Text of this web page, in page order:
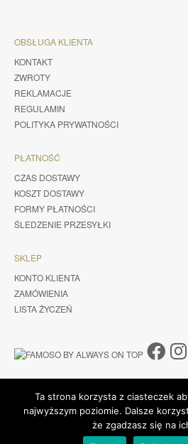
OBSŁUGA KLIENTA
KONTAKT
ZWROTY
REKLAMACJE
REGULAMIN
POLITYKA PRYWATNOŚCI
PŁATNOŚĆ
CZAS DOSTAWY
KOSZT DOSTAWY
FORMY PŁATNOŚCI
ŚLEDZENIE PRZESYŁKI
SKLEP
KONTO KLIENTA
ZAMÓWIENIA
LISTA ŻYCZEŃ
Ta strona korzysta z ciasteczek
najwyższym poziomie. Dalsze
że zgadzasz się na